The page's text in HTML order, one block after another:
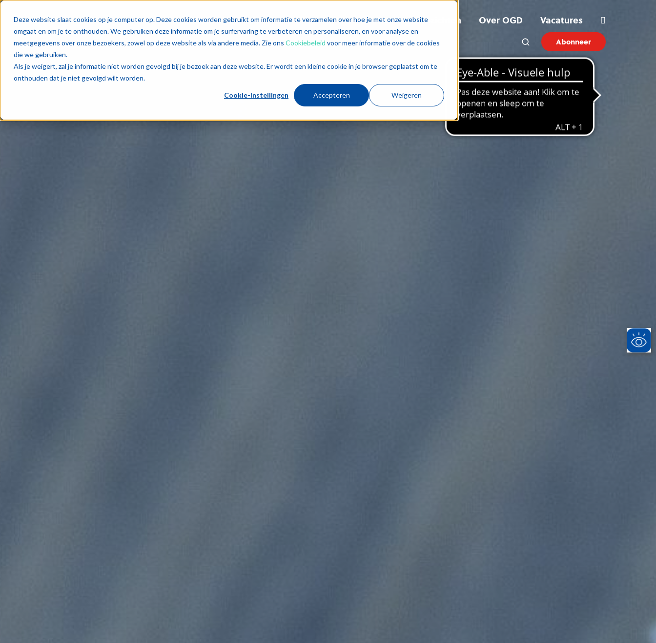
Deze website slaat cookies op je computer op. Deze cookies worden gebruikt om informatie te verzamelen over hoe je met onze website
omgaat en om je te onthouden. We gebruiken deze informatie om je surfervaring te verbeteren en personaliseren, en voor analyse en
meetgegevens over onze bezoekers, zowel op deze website als via andere media. Zie ons Cookiebeleid voor meer informatie over de cookies
die we gebruiken.
Als je weigert, zal je informatie niet worden gevolgd bij je bezoek aan deze website. Er wordt een kleine cookie in je browser geplaatst om te
onthouden dat je niet gevolgd wilt worden.
Cookie-instellingen Accepteren Weigeren
Oplossingen Diensten Sectoren Trends Inzichten Over OGD Vacatures
Abonneer